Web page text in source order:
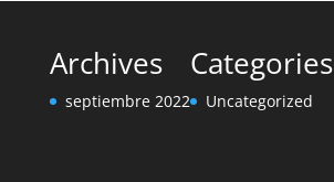
Archives
septiembre 2022
Categories
Uncategorized